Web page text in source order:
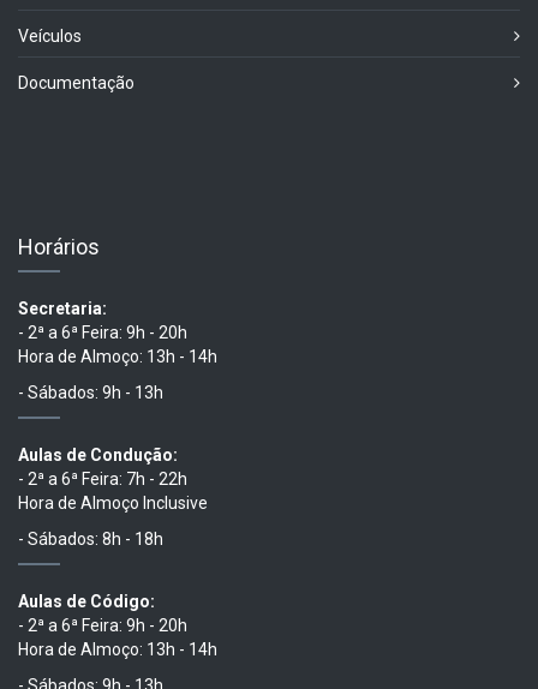
Veículos
Documentação
Horários
Secretaria:
- 2ª a 6ª Feira: 9h - 20h
Hora de Almoço: 13h - 14h
- Sábados: 9h - 13h
Aulas de Condução:
- 2ª a 6ª Feira: 7h - 22h
Hora de Almoço Inclusive
- Sábados: 8h - 18h
Aulas de Código:
- 2ª a 6ª Feira: 9h - 20h
Hora de Almoço: 13h - 14h